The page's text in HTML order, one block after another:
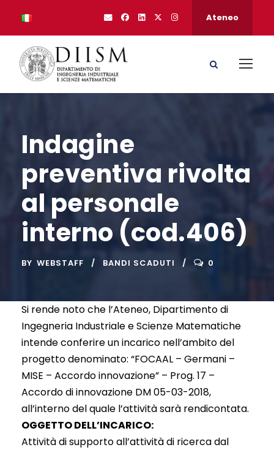
Ateneo
Indagine
preventiva rivolta
al personale
interno (cod.406)
BY WEBSTAFF BANDI SCADUTI 0
Si rende noto che l’Ateneo, Dipartimento di
Ingegneria Industriale e Scienze Matematiche
intende conferire un incarico nell’ambito del
progetto denominato: “FOCAAL – Germani –
MISE – Accordo innovazione” – Prog. 17 –
Accordo di innovazione DM 05-03-2018,
all’interno del quale l’attività sarà rendicontata.
OGGETTO DELL’INCARICO:
Attività di supporto all’attività di ricerca dal